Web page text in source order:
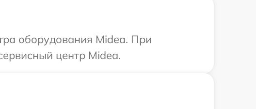
оборудования Midea. При
центр Midea.